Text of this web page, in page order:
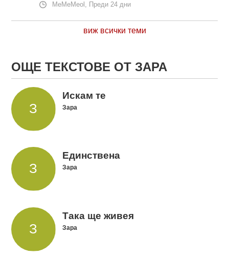
MeMeMeol, Преди 24 дни
виж всички теми
ОЩЕ ТЕКСТОВЕ ОТ ЗАРА
Искам те
Зара
Единствена
Зара
Така ще живея
Зара